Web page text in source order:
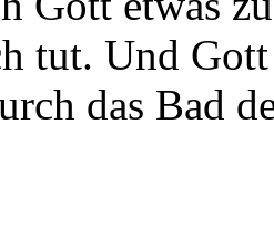
tut. Und
das Bad